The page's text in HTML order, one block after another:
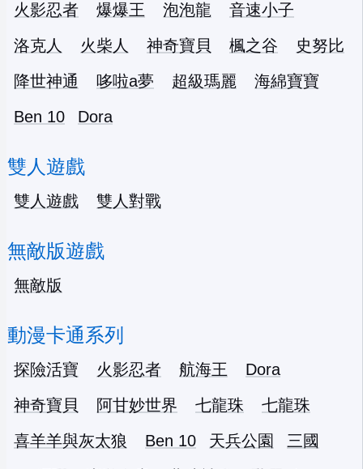
火影忍者 爆爆王 泡泡龍
音速小子
洛克人
火柴人 神奇寶貝 楓之谷
史努比
降世神通
哆啦a夢 超級瑪麗
海綿寶寶
Ben 10
Dora
雙人遊戲
雙人遊戲 雙人對戰
無敵版遊戲
無敵版
動漫卡通系列
探險活寶 火影忍者 航海王
Dora
神奇寶貝
阿甘妙世界 七龍珠
七龍珠
喜羊羊與灰太狼
Ben 10 天兵公園
三國